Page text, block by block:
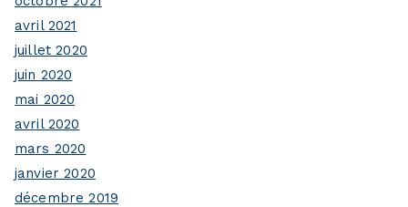
avril 2021
juillet 2020
juin 2020
mai 2020
avril 2020
mars 2020
janvier 2020
décembre 2019